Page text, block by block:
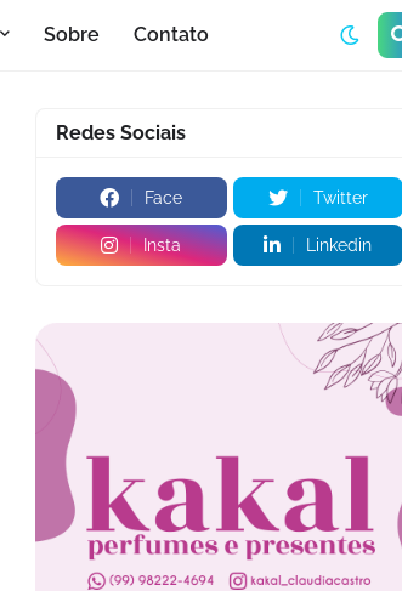
Sobre Contato
Redes Sociais
Face Twitter
Insta Linkedin